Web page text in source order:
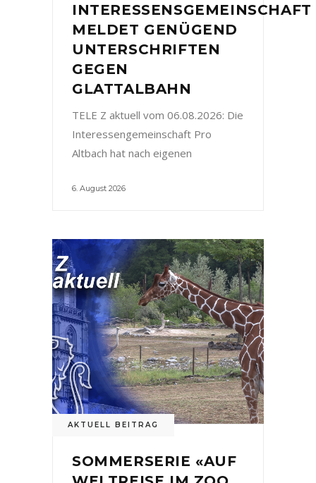
INTERESSENSGEMEINSCHAFT
MELDET GENÜGEND
UNTERSCHRIFTEN
GEGEN
GLATTALBAHN
TELE Z aktuell vom 06.08.2026: Die
Interessengemeinschaft Pro
Altbach hat nach eigenen
6. August 2026
AKTUELL BEITRAG
SOMMERSERIE «AUF